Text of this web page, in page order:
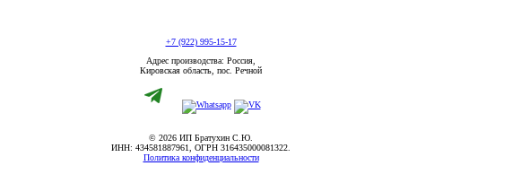
+7 (922) 995-15-17
Адрес производства: Россия,
Кировская область, пос. Речной
© 2026 ИП Братухин С.Ю.
ИНН: 434581887961, ОГРН 316435000081322.
Политика конфиденциальности